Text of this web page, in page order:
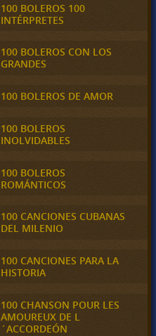
100 BOLEROS 100
INTÉRPRETES
100 BOLEROS CON LOS
GRANDES
100 BOLEROS DE AMOR
100 BOLEROS
INOLVIDABLES
100 BOLEROS
ROMÁNTICOS
100 CANCIONES CUBANAS
DEL MILENIO
100 CANCIONES PARA LA
HISTORIA
100 CHANSON POUR LES
AMOUREUX DE L
´ACCORDEÓN